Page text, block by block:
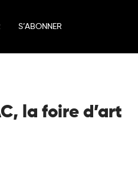
S’ABONNER
la foire d’art